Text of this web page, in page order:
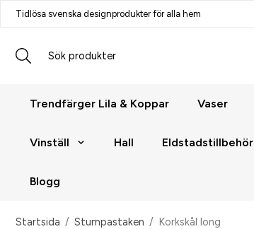
Tidlösa svenska designprodukter för alla hem
Trendfärger Lila & Koppar Vaser
Vinställ Hall Eldstadstillbehör
Blogg
Startsida / Stumpastaken / Korkskål long